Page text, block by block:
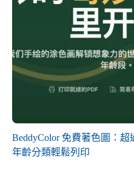
BeddyColor 免費著色圖：
年齡分類輕鬆列印